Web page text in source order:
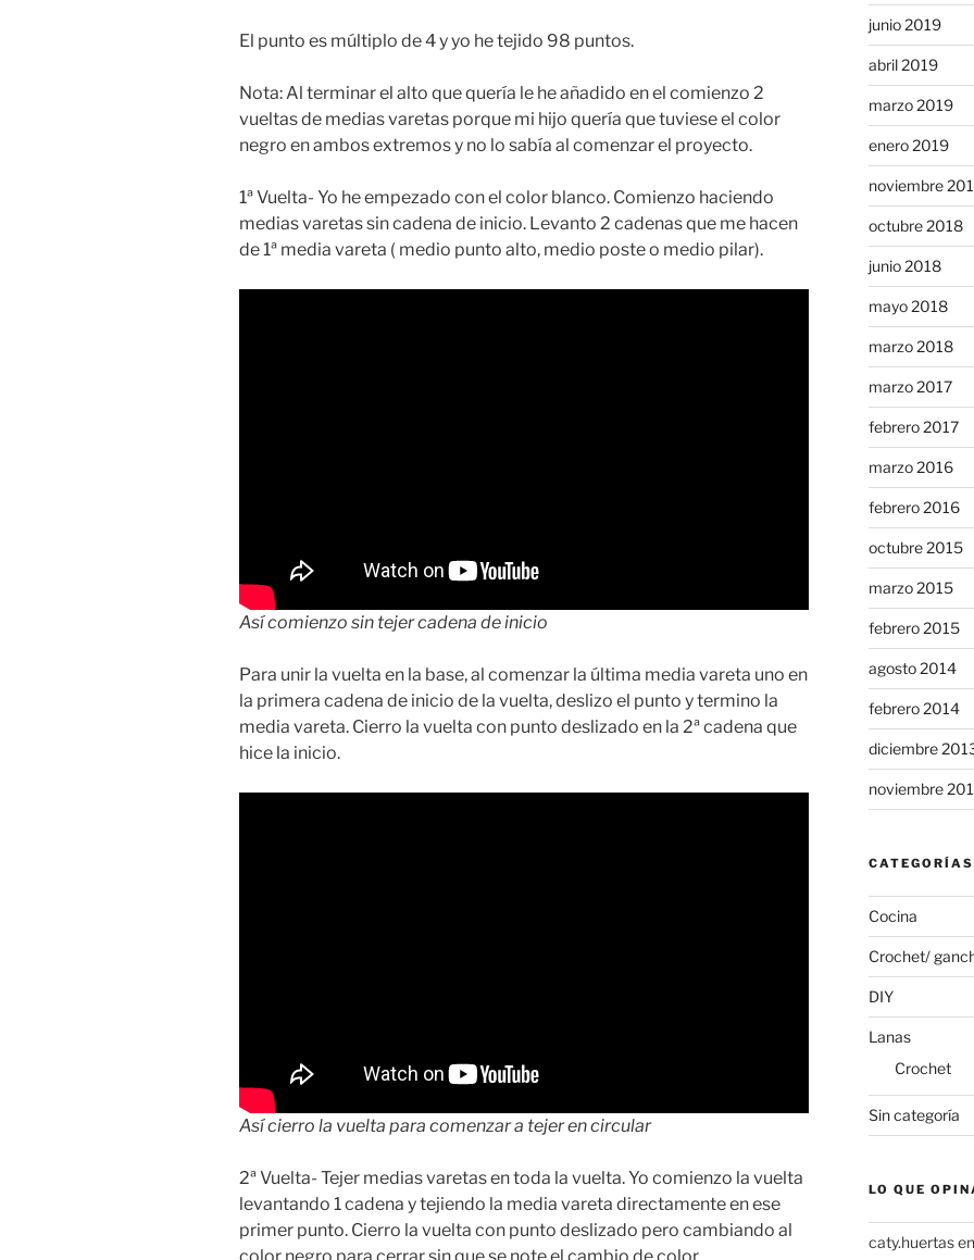
El punto es múltiplo de 4 y yo he tejido 98 puntos.
Nota: Al terminar el alto que quería le he añadido en el comienzo 2
vueltas de medias varetas porque mi hijo quería que tuviese el color
negro en ambos extremos y no lo sabía al comenzar el proyecto.
1ª Vuelta- Yo he empezado con el color blanco. Comienzo haciendo
medias varetas sin cadena de inicio. Levanto 2 cadenas que me hacen
de 1ª media vareta ( medio punto alto, medio poste o medio pilar).
Así comienzo sin tejer cadena de inicio
Para unir la vuelta en la base, al comenzar la última media vareta uno en
la primera cadena de inicio de la vuelta, deslizo el punto y termino la
media vareta. Cierro la vuelta con punto deslizado en la 2ª cadena que
hice la inicio.
Así cierro la vuelta para comenzar a tejer en circular
2ª Vuelta- Tejer medias varetas en toda la vuelta. Yo comienzo la vuelta
levantando 1 cadena y tejiendo la media vareta directamente en ese
primer punto. Cierro la vuelta con punto deslizado pero cambiando al
color negro para cerrar sin que se note el cambio de color.
junio 2019
abril 2019
marzo 2019
enero 2019
noviembre
octubre 2018
junio 2018
mayo 2018
marzo 2018
marzo 2017
febrero 2017
marzo 2016
febrero 2016
octubre 2015
marzo 2015
febrero 2015
agosto 2014
febrero 2014
diciembre
noviembre
CATEGORÍAS
Cocina
Crochet/
DIY
Lanas
Crochet
Sin categoría
LO QUE
caty.huertas